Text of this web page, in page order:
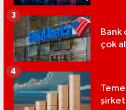
Bank
çok
3
4